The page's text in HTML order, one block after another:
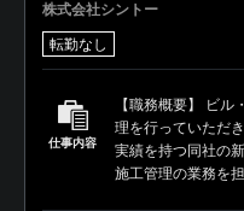
株式会社シントー
転勤なし
仕事内容
【職務概要】 ビ
理を行っていただ
実績を持つ同社の
施工管理の業務を